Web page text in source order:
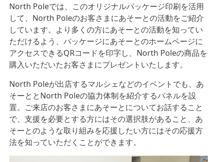
North Poleでは、このオリジナルパッケージ印刷を活用
して、North Poleのお客さまにあそーとの活動をご紹介
しています。より多くの方にあそーとの活動を知ってい
ただけるよう、パッケージにあそーとのホームページに
アクセスできるQRコードを印字し、North Poleの商品を
購入いただいたお客さまにプレゼントいたします。
North Poleが出店するマルシェなどのイベントでも、あ
そーととNorth Poleの協力体制を紹介するパネルを設
置。ご来店のお客さまにあそーとについてお話すること
で、支援を必要とする方にはその選択肢があること、あ
そーとのような取り組みを応援したい方にはその応援方
法を知っていただくことができます。